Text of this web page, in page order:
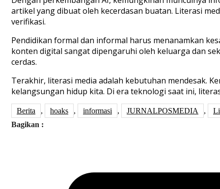
artikel yang dibuat oleh kecerdasan buatan. Literasi
verifikasi.
Pendidikan formal dan informal harus menanamkan
konten digital sangat dipengaruhi oleh keluarga dan
cerdas.
Terakhir, literasi media adalah kebutuhan mendesak.
kelangsungan hidup kita. Di era teknologi saat ini,
Berita , hoaks , informasi , JURNALPOSMEDIA ,
Bagikan :